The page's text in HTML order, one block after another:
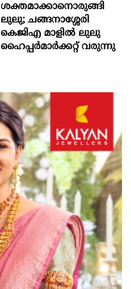
ശക്തമാക്കാനൊരുങ്ങി
ലുലു; ചങ്ങനാശ്ശേരി
കെജിഎ മാളിൽ ലുലു
ഹൈപ്പർമാർക്കറ്റ് വരുന്നു